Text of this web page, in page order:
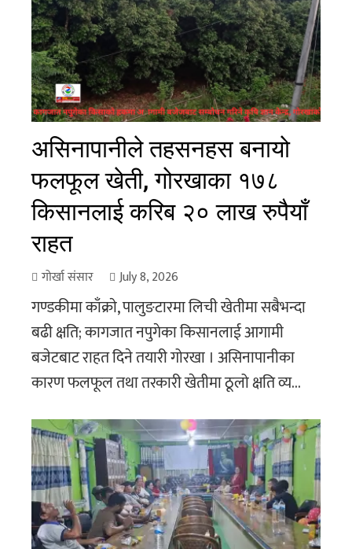
असिनापानीले तहसनहस बनायो
फलफूल खेती, गोरखाका १७८
किसानलाई करिब २० लाख रुपैयाँ
राहत
गोर्खा संसार July 8, 2026
गण्डकीमा काँक्राे, पालुङटारमा लिची खेतीमा सबैभन्दा
बढी क्षति; कागजात नपुगेका किसानलाई आगामी
बजेटबाट राहत दिने तयारी गोरखा । असिनापानीका
कारण फलफूल तथा तरकारी खेतीमा ठूलो क्षति व्य...